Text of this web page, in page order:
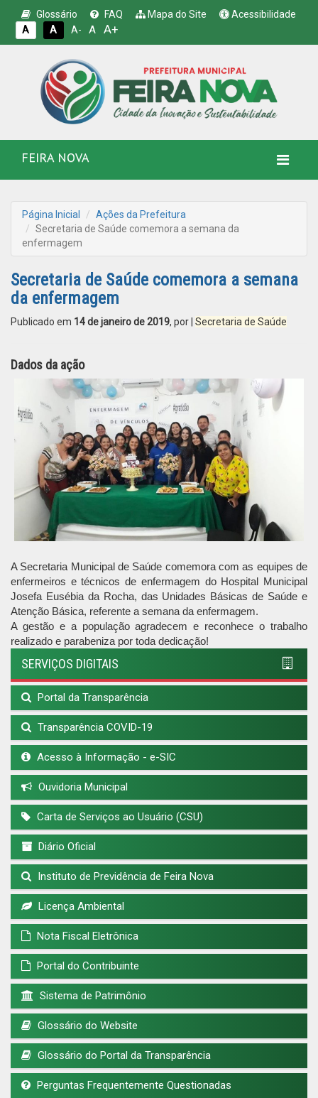
Glossário FAQ Mapa do Site
Acessibilidade
A
A A- A A+
FEIRA NOVA
Página Inicial
Ações da Prefeitura
Secretaria de Saúde comemora a semana da
enfermagem
Secretaria de Saúde comemora a semana
da enfermagem
Publicado em 14 de janeiro de 2019, por Secretaria de Saúde
Dados da ação
A Secretaria Municipal de Saúde comemora com as equipes de
enfermeiros e técnicos de enfermagem do Hospital Municipal
Josefa Eusébia da Rocha, das Unidades Básicas de Saúde e
Atenção Básica, referente a semana da enfermagem.
A gestão e a população agradecem e reconhece o trabalho
realizado e parabeniza por toda dedicação!
SERVIÇOS DIGITAIS
Portal da Transparência
Transparência COVID-19
Acesso à Informação - e-SIC
Ouvidoria Municipal
Carta de Serviços ao Usuário (CSU)
Diário Oficial
Instituto de Previdência de Feira Nova
Licença Ambiental
Nota Fiscal Eletrônica
Portal do Contribuinte
Sistema de Patrimônio
Glossário do Website
Glossário do Portal da Transparência
Perguntas Frequentemente Questionadas